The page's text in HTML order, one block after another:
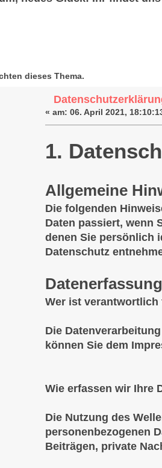
dieses Thema.
« am: 06. April 2021,
1.
Allgemeine
Die folgenden
Daten passiert, wenn
denen Sie persönlich
Datenschutz
Wer ist verantwortlich
Die
können Sie dem
Wie erfassen wir Ihre
Die Nutzung des
personenbezogenen
Beiträgen, private